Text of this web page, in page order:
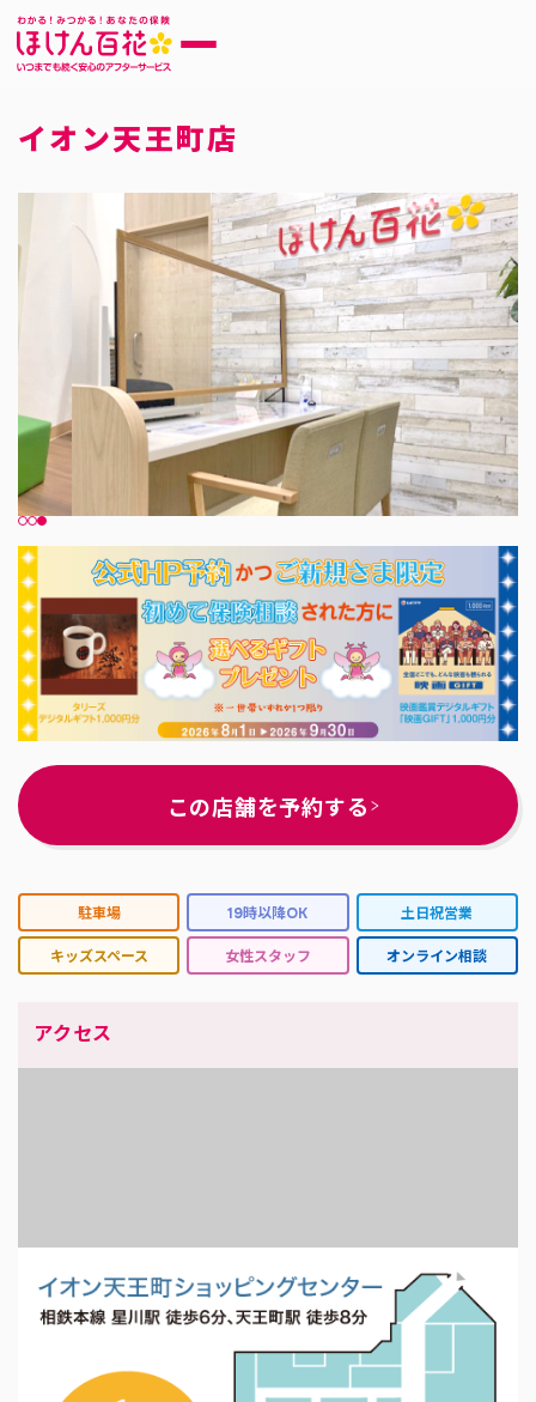
イオン天王町店
アクセス
駐車場 19時以降OK 土日祝営業
キッズスペース 女性スタッフ オンライン相談
この店舗を予約する